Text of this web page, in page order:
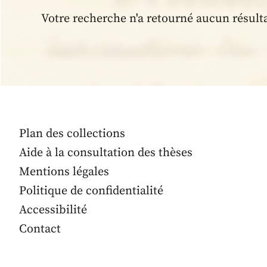
Votre recherche n'a retourné aucun
Plan des collections
Aide à la consultation des thèses
Mentions légales
Politique de confidentialité
Accessibilité
Contact